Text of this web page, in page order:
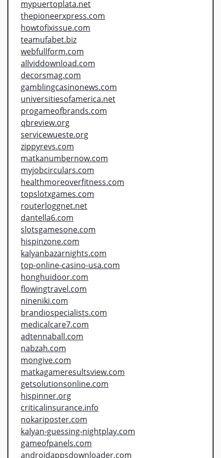
mypuertoplata.net
thepioneerxpress.com
howtofixissue.com
teamufabet.biz
webfullform.com
allviddownload.com
decorsmag.com
gamblingcasinonews.com
universitiesofamerica.net
progameofbrands.com
qbreview.org
servicewueste.org
zippyrevs.com
matkanumbernow.com
myjobcirculars.com
healthmoreoverfitness.com
topslotxgames.com
routerloggnet.net
dantella6.com
slotsgamesone.com
hispinzone.com
kalyanbazarnights.com
top-online-casino-usa.com
honghuidoor.com
flowingtravel.com
nineniki.com
brandiospecialists.com
medicalcare7.com
adtennaball.com
nabzah.com
mongive.com
matkagameresultsview.com
getsolutionsonline.com
hispinner.org
criticalinsurance.info
nokariposter.com
kalyan-guessing-nightplay.com
gameofpanels.com
androidappsdownloader.com